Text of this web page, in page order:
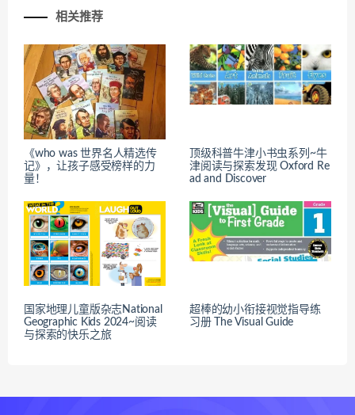
相关推荐
《who was 世界名人精选传
记》，让孩子感受榜样的力
量！
顶级科普牛津小书虫系列~牛
津阅读与探索发现 Oxford Re
ad and Discover
国家地理儿童版杂志National
Geographic Kids 2024~阅读
与探索的快乐之旅
超棒的幼小衔接视觉指导练
习册 The Visual Guide